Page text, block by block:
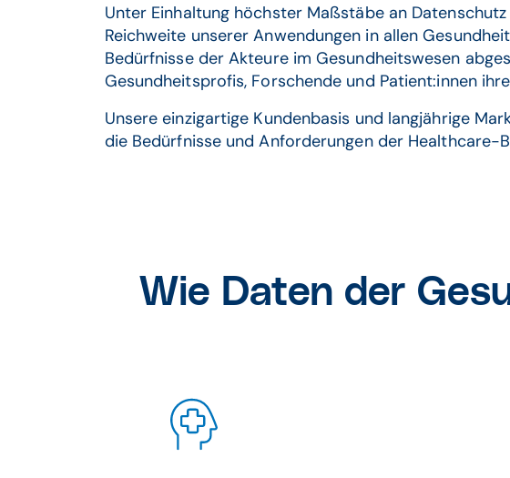
Unter Einhaltung höchster Maßstäbe an
Reichweite unserer Anwendungen in allen
Bedürfnisse der Akteure im Gesundheitswesen
Gesundheitsprofis, Forschende und Patient:innen
Unsere einzigartige Kundenbasis und langjährige
die Bedürfnisse und Anforderungen der Healthcare-
Wie Daten der